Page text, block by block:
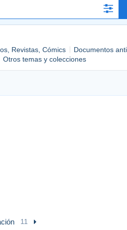
Revistas, Cómics Documentos
Otros temas y colecciones
11